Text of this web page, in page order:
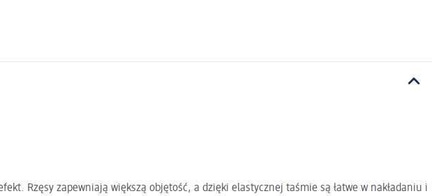
Rzęsy zapewniają większą objętość, a dzięki elastycznej taśmie są łatwe w nakładaniu i